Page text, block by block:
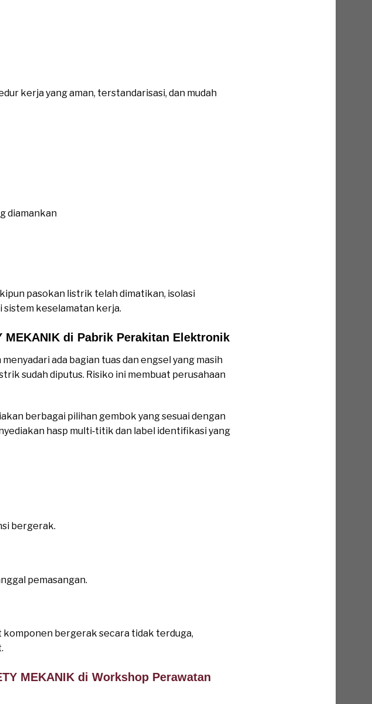
kerja yang aman, terstandarisasi, dan mudah
diamankan
pasokan listrik telah dimatikan, isolasi
keselamatan kerja.
MEKANIK di Pabrik Perakitan Elektronik
ada bagian tuas dan engsel yang masih
sudah diputus. Risiko ini membuat perusahaan
berbagai pilihan gembok yang sesuai dengan
hasp multi‑titik dan label identifikasi yang
bergerak.
pemasangan.
bergerak secara tidak terduga,
MEKANIK di Workshop Perawatan